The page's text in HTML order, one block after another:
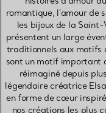
romantique, l'amour de
les bijoux de la
présentent un large
traditionnels aux motifs
sont un motif important
réimaginé depuis
légendaire créatrice
en forme de cœur
nos créations les plus